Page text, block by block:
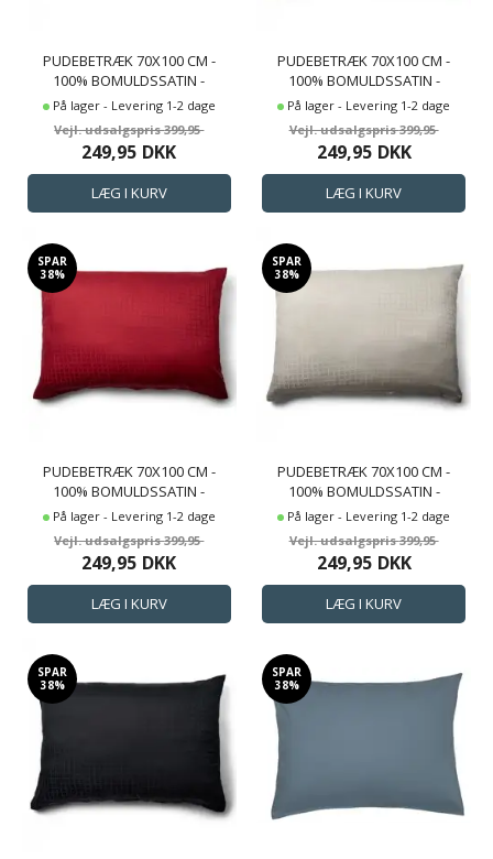
PUDEBETRÆK 70X100 CM -
100% BOMULDSSATIN -
GAVLPUDE - MØRKEGRÅT
JACQUARDVÆVET
På lager - Levering 1-2 dage
399,95
249,95 DKK
PUDEBETRÆK 70X100 CM -
100% BOMULDSSATIN -
GAVLPUDE - ROSA
JACQUARDVÆVET
På lager - Levering 1-2 dage
399,95
249,95 DKK
SPAR
38%
PUDEBETRÆK 70X100 CM -
100% BOMULDSSATIN -
GAVLPUDE - RØDT
JACQUARDVÆVET
På lager - Levering 1-2 dage
399,95
249,95 DKK
SPAR
38%
PUDEBETRÆK 70X100 CM -
100% BOMULDSSATIN -
GAVLPUDE - SANDFARVET
JACQUARDVÆVET
På lager - Levering 1-2 dage
399,95
249,95 DKK
SPAR
38%
SPAR
38%